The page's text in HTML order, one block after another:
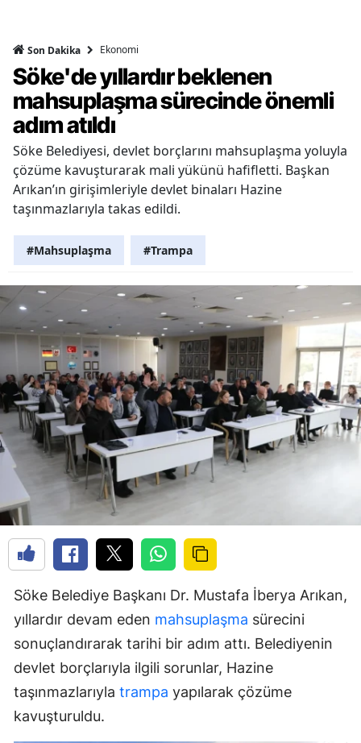
Son Dakika Ekonomi
Söke'de yıllardır beklenen
mahsuplaşma sürecinde önemli
adım atıldı
Söke Belediyesi, devlet borçlarını mahsuplaşma yoluyla
çözüme kavuşturarak mali yükünü hafifletti. Başkan
Arıkan’ın girişimleriyle devlet binaları Hazine
taşınmazlarıyla takas edildi.
#Mahsuplaşma #Trampa
Söke Belediye Başkanı Dr. Mustafa İberya Arıkan,
yıllardır devam eden mahsuplaşma sürecini
sonuçlandırarak tarihi bir adım attı. Belediyenin
devlet borçlarıyla ilgili sorunlar, Hazine
taşınmazlarıyla trampa yapılarak çözüme
kavuşturuldu.